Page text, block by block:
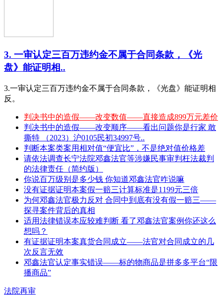
3. 一审认定三百万违约金不属于合同条款，《光
盘》能证明相..
3.一审认定三百万违约金不属于合同条款，《光盘》能证明相
反。
判决书中的造假——改变数值——直接造成899万元差价
判决书中的造假——改变顺序——看出问题你是行家 敢
撕特 （2023）沪0105民初34997号..
判断本案类案用相对值“便宜比”，不是绝对值价格差
请依法调查长宁法院邓鑫法官等涉嫌民事审判枉法裁判
的法律责任（简约版）
你说百万级别是多少钱 你知道邓鑫法官咋说嘛
没有证据证明本案假一赔三计算标准是1199元三倍
为何邓鑫法官极力反对 合同中到底有没有假一赔三——
探寻案件背后的真相
适用法律错误本应较难判断 看了邓鑫法官案例你还这么
想吗？
有证据证明本案真货合同成立——法官对合同成立的几
次反言无效
邓鑫法官认定事实错误——标的物商品是拼多多平台“限
播商品”
法院再审